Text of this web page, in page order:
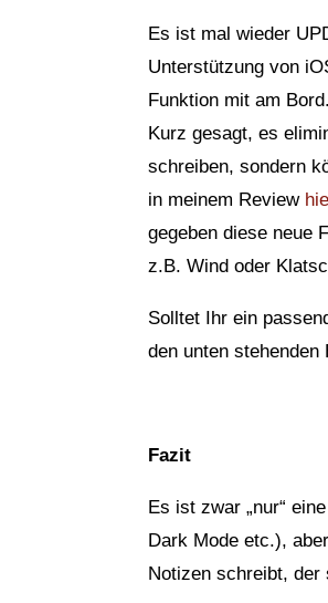
Es ist mal wieder
Unterstützung von
Funktion mit am
Kurz gesagt, es
schreiben, sondern
in meinem Review
gegeben diese neue
z.B. Wind oder
Solltet Ihr ein
den unten stehenden
Fazit
Es ist zwar „nur“
Dark Mode etc.),
Notizen schreibt, der